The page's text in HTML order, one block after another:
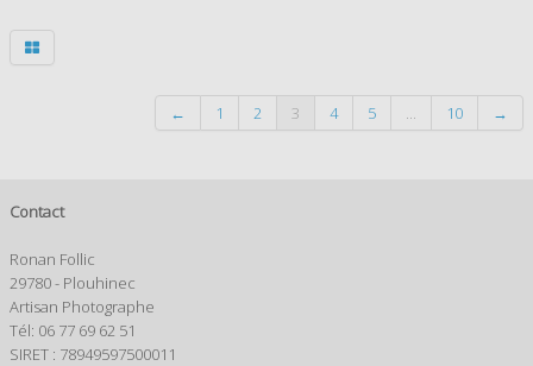
← 1 2 3 4 5 ... 10 →
Contact
Ronan Follic
29780 - Plouhinec
Artisan Photographe
Tél: 06 77 69 62 51
SIRET : 78949597500011